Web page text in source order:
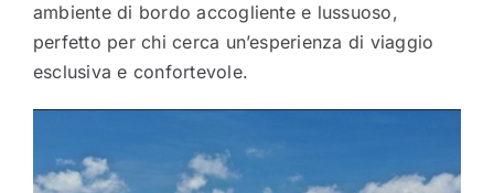
ambiente di bordo accogliente e lussuoso,
perfetto per chi cerca un’esperienza di viaggio
esclusiva e confortevole.